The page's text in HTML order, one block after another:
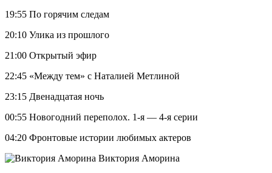
19:55 По горячим следам
20:10 Улика из прошлого
21:00 Открытый эфир
22:45 «Между тем» с Наталией Метлиной
23:15 Двенадцатая ночь
00:55 Новогодний переполох. 1-я — 4-я серии
04:20 Фронтовые истории любимых актеров
Виктория Аморина